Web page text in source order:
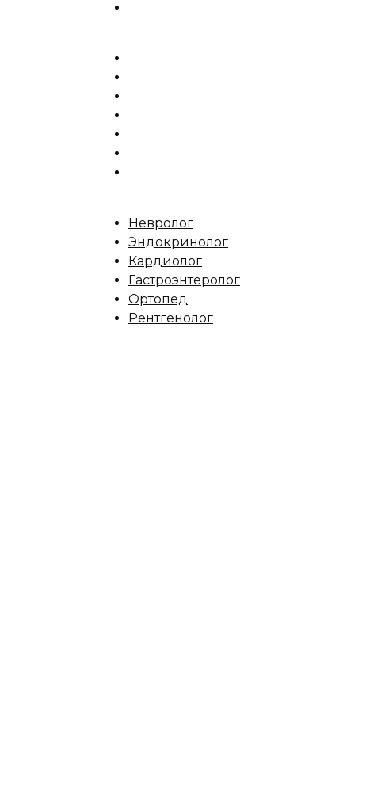
Невролог
Эндокринолог
Кардиолог
Гастроэнтеролог
Ортопед
Рентгенолог